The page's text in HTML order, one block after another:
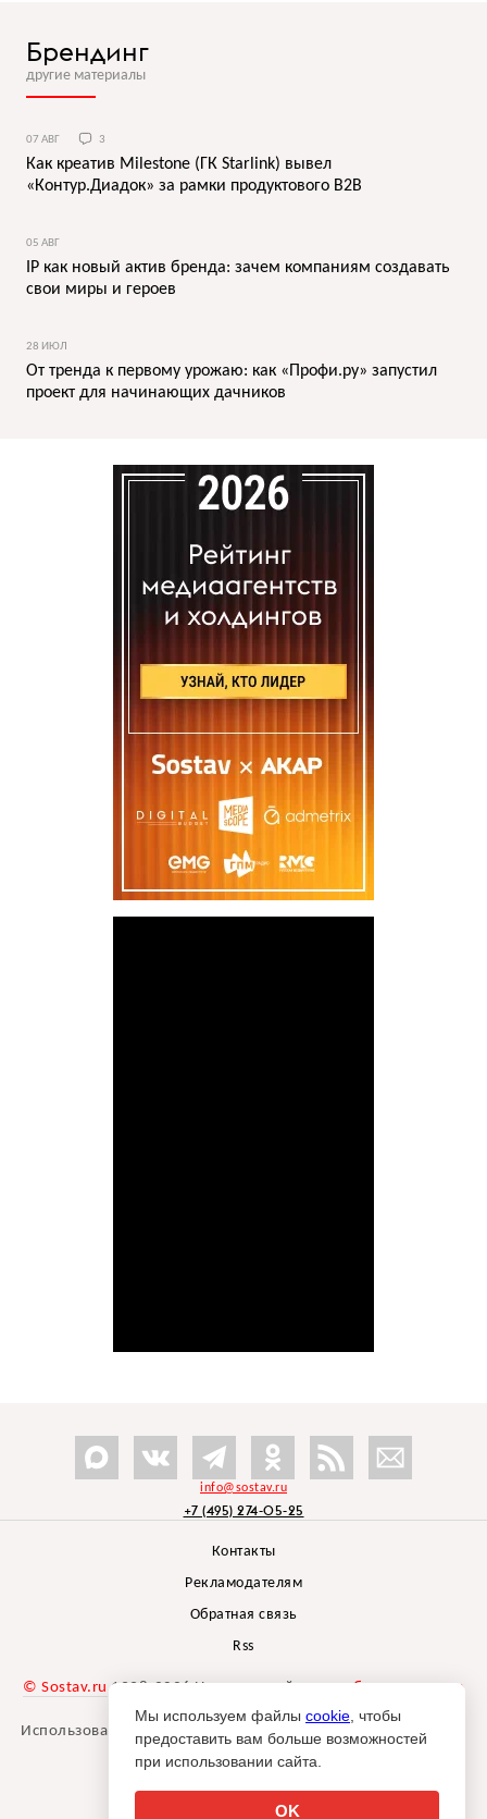
Брендинг
другие материалы
07 АВГ 3
Как креатив Milestone (ГК Starlink) вывел
«Контур.Диадок» за рамки продуктового B2B
05 АВГ
IP как новый актив бренда: зачем компаниям создавать
свои миры и героев
28 ИЮЛ
От тренда к первому урожаю: как «Профи.ру» запустил
проект для начинающих дачников
info@sostav.ru
+7 (495) 274-05-25
Контакты
Рекламодателям
Обратная связь
Rss
© Sostav.ru 1998-2026 Независимый проектбрендингового
агентства Depot
Использование материалов Sostav.ru допустимо только при
указании источника.
18+
Мы используем файлы cookie , чтобы
предоставить вам больше возможностей
при использовании сайта.
OK